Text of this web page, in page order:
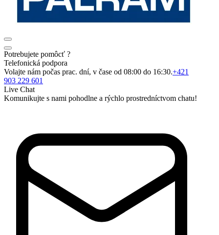
Potrebujete pomôcť ?
Telefonická podpora
Volajte nám počas prac. dní, v čase od 08:00 do 16:30.+421
903 229 601
Live Chat
Komunikujte s nami pohodlne a rýchlo prostredníctvom chatu!